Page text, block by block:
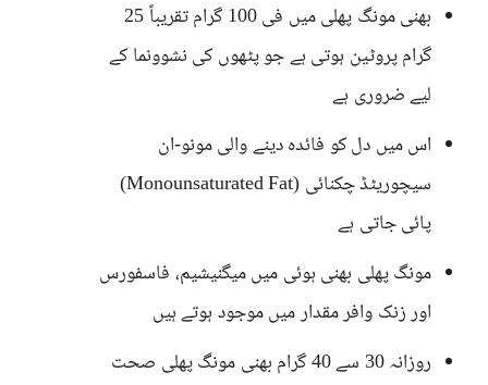
بھنی مونگ پھلی میں فی 100 گرام تقریباً 25
گرام پروٹین ہوتی ہے جو پٹھوں کی نشوونما کے
لیے ضروری ہے
اس میں دل کو فائدہ دینے والی مونو-ان
سیچوریٹڈ چکنائی (Monounsaturated Fat)
پائی جاتی ہے
مونگ پھلی بھنی ہوئی میں میگنیشیم، فاسفورس
اور زنک وافر مقدار میں موجود ہوتے ہیں
روزانہ 30 سے 40 گرام بھنی مونگ پھلی صحت